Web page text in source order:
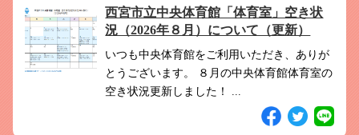
西宮市立中央体育館「体育室」空き状
況（2026年８月）について（更新）
いつも中央体育館をご利用いただき、ありが
とうございます。 ８月の中央体育館体育室の
空き状況更新しました！ ...